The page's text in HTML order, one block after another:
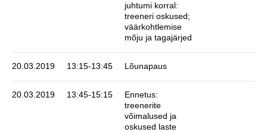
juhtumi korral:
treeneri oskused;
väärkohtlemise
mõju ja tagajärjed
20.03.2019 13:15-13:45 Lõunapaus
20.03.2019 13:45-15:15
Ennetus:
treenerite
võimalused ja
oskused laste